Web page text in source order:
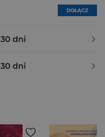
DOŁĄCZ
30 dni
30 dni